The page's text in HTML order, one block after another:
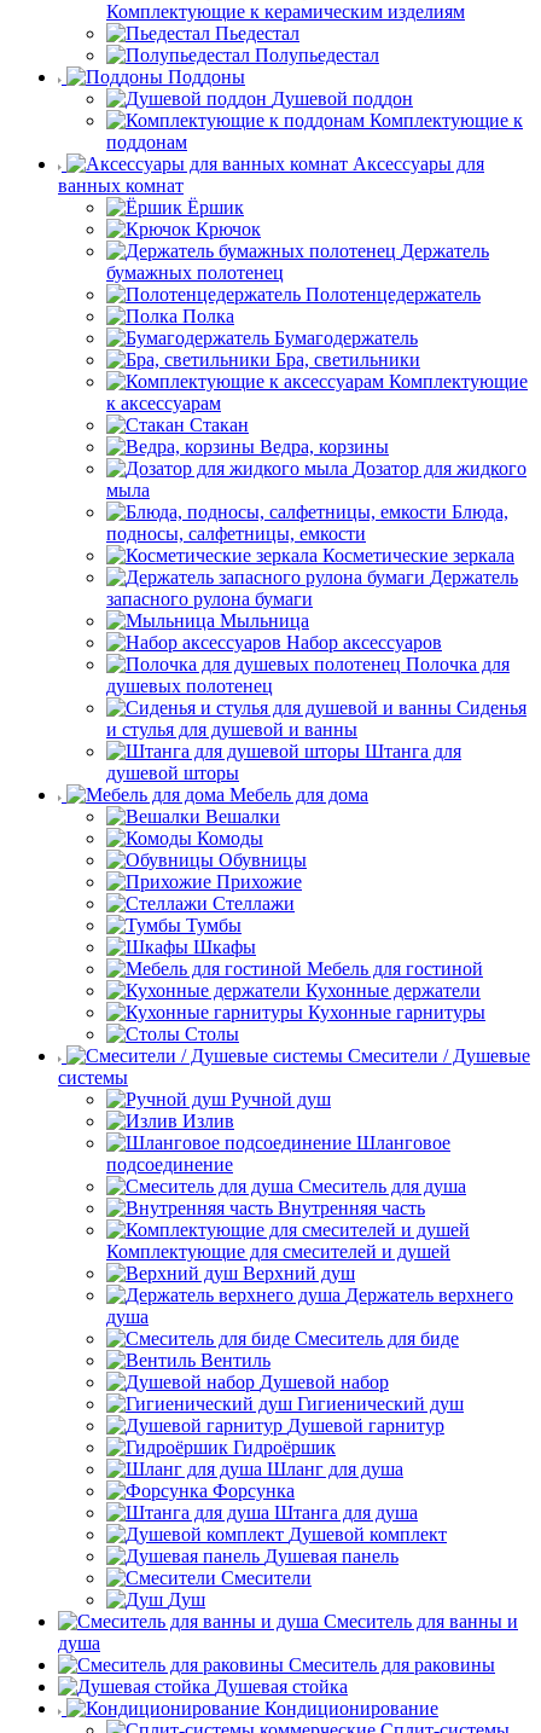
Комплектующие к керамическим изделиям
Пьедестал
Полупьедестал
Поддоны
Душевой поддон
Комплектующие к
поддонам
Аксессуары для
ванных комнат
Ёршик
Крючок
Держатель
бумажных полотенец
Полотенцедержатель
Полка
Бумагодержатель
Бра, светильники
Комплектующие
к аксессуарам
Стакан
Ведра, корзины
Дозатор для жидкого
мыла
Блюда,
подносы, салфетницы, емкости
Косметические зеркала
Держатель
запасного рулона бумаги
Мыльница
Набор аксессуаров
Полочка для
душевых полотенец
Сиденья
и стулья для душевой и ванны
Штанга для
душевой шторы
Мебель для дома
Вешалки
Комоды
Обувницы
Прихожие
Стеллажи
Тумбы
Шкафы
Мебель для гостиной
Кухонные держатели
Кухонные гарнитуры
Столы
Смесители / Душевые
системы
Ручной душ
Излив
Шланговое
подсоединение
Смеситель для душа
Внутренняя часть
Комплектующие для смесителей и душей
Верхний душ
Держатель верхнего
душа
Смеситель для биде
Вентиль
Душевой набор
Гигиенический душ
Душевой гарнитур
Гидроёршик
Шланг для душа
Форсунка
Штанга для душа
Душевой комплект
Душевая панель
Смесители
Душ
Смеситель для ванны и
душа
Смеситель для раковины
Душевая стойка
Кондиционирование